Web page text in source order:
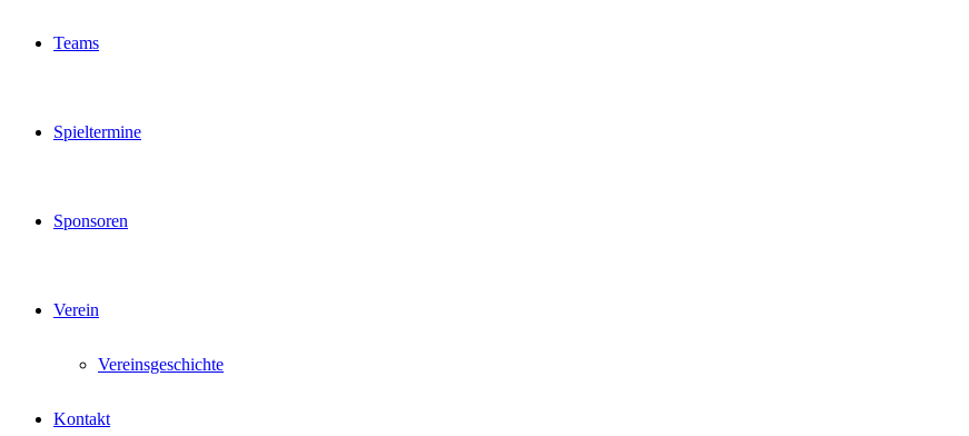
Teams
Spieltermine
Sponsoren
Verein
Vereinsgeschichte
Kontakt